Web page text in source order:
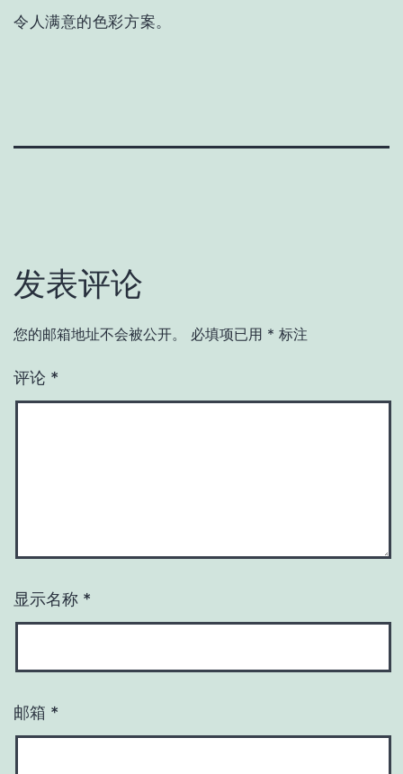
令人满意的色彩方案。
发表评论
您的邮箱地址不会被公开。 必填项已用 * 标注
评论 *
显示名称 *
邮箱 *